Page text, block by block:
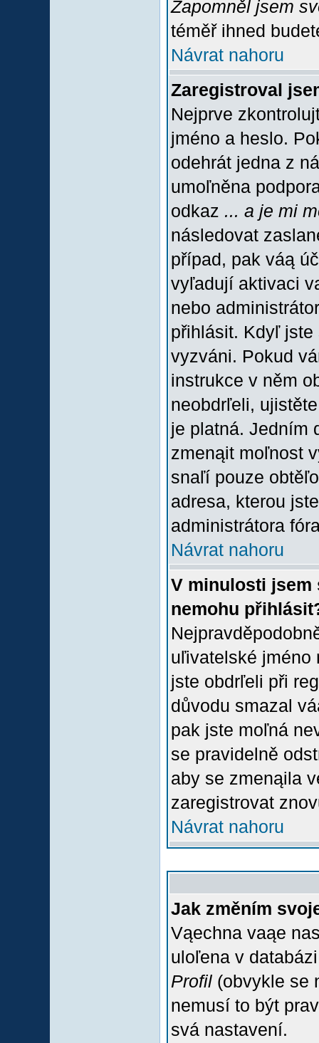
Zapomněl jsem
téměř ihned
Návrat nahoru
Zaregistroval
Nejprve
jméno a heslo.
odehrát jedna z
umoľněna
odkaz ... a je mi
následovat
případ, pak váą
vyľadují aktivaci
nebo
přihlásit. Kdyľ
vyzváni. Pokud
instrukce v něm
neobdrľeli,
je platná. Jedním
zmenąit moľnost
snaľí pouze
adresa, kterou
administrátora
Návrat nahoru
V minulosti jsem
nemohu
uľivatelské jméno
jste obdrľeli při
důvodu smazal
pak jste moľná
se pravidelně
aby se zmenąila
zaregistrovat
Návrat nahoru
Jak změním
Vąechna vaąe
uloľena v
Profil (obvykle se
nemusí to být
svá nastavení.